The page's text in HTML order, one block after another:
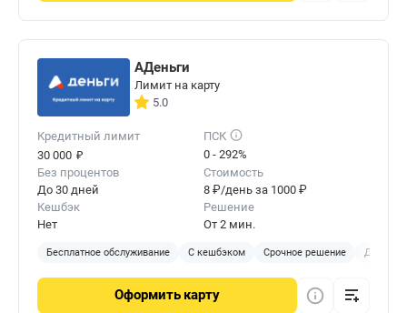
АДеньги
Лимит на карту
5.0
Кредитный лимит
30 000 ₽
ПСК
0 - 292%
Без процентов
До 30 дней
Стоимость
8 ₽/день за 1000 ₽
Кешбэк
Нет
Решение
От 2 мин.
Бесплатное обслуживание С кешбэком Срочное решение
Оформить карту